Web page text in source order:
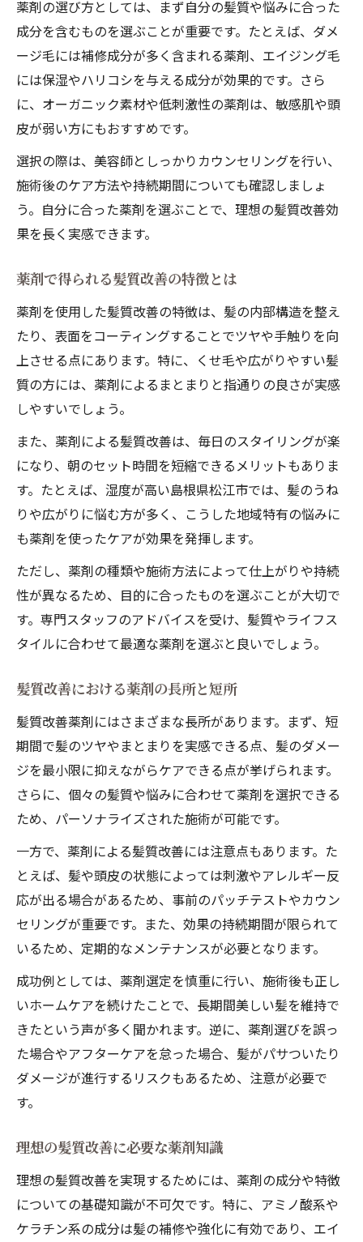
薬剤の選び方としては、まず自分の髪質や悩みに合った
成分を含むものを選ぶことが重要です。たとえば、ダメ
ージ毛には補修成分が多く含まれる薬剤、エイジング毛
には保湿やハリコシを与える成分が効果的です。さら
に、オーガニック素材や低刺激性の薬剤は、敏感肌や頭
皮が弱い方にもおすすめです。
選択の際は、美容師としっかりカウンセリングを行い、
施術後のケア方法や持続期間についても確認しましょ
う。自分に合った薬剤を選ぶことで、理想の髪質改善効
果を長く実感できます。
薬剤で得られる髪質改善の特徴とは
薬剤を使用した髪質改善の特徴は、髪の内部構造を整え
たり、表面をコーティングすることでツヤや手触りを向
上させる点にあります。特に、くせ毛や広がりやすい髪
質の方には、薬剤によるまとまりと指通りの良さが実感
しやすいでしょう。
また、薬剤による髪質改善は、毎日のスタイリングが楽
になり、朝のセット時間を短縮できるメリットもありま
す。たとえば、湿度が高い島根県松江市では、髪のうね
りや広がりに悩む方が多く、こうした地域特有の悩みに
も薬剤を使ったケアが効果を発揮します。
ただし、薬剤の種類や施術方法によって仕上がりや持続
性が異なるため、目的に合ったものを選ぶことが大切で
す。専門スタッフのアドバイスを受け、髪質やライフス
タイルに合わせて最適な薬剤を選ぶと良いでしょう。
髪質改善における薬剤の長所と短所
髪質改善薬剤にはさまざまな長所があります。まず、短
期間で髪のツヤやまとまりを実感できる点、髪のダメー
ジを最小限に抑えながらケアできる点が挙げられます。
さらに、個々の髪質や悩みに合わせて薬剤を選択できる
ため、パーソナライズされた施術が可能です。
一方で、薬剤による髪質改善には注意点もあります。た
とえば、髪や頭皮の状態によっては刺激やアレルギー反
応が出る場合があるため、事前のパッチテストやカウン
セリングが重要です。また、効果の持続期間が限られて
いるため、定期的なメンテナンスが必要となります。
成功例としては、薬剤選定を慎重に行い、施術後も正し
いホームケアを続けたことで、長期間美しい髪を維持で
きたという声が多く聞かれます。逆に、薬剤選びを誤っ
た場合やアフターケアを怠った場合、髪がパサついたり
ダメージが進行するリスクもあるため、注意が必要で
す。
理想の髪質改善に必要な薬剤知識
理想の髪質改善を実現するためには、薬剤の成分や特徴
についての基礎知識が不可欠です。特に、アミノ酸系や
ケラチン系の成分は髪の補修や強化に有効であり、エイ